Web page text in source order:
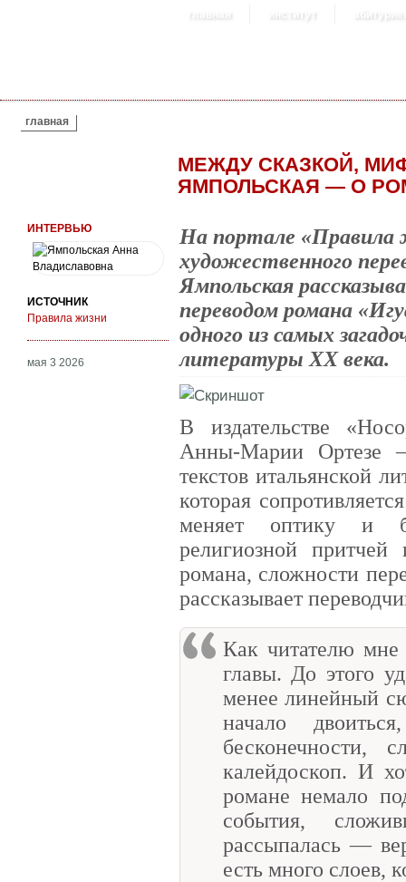
главная институт
ВЫ ЗДЕСЬ
главная
МЕЖДУ СКАЗКОЙ,
ЯМПОЛЬСКАЯ — О
ИНТЕРВЬЮ
ИСТОЧНИК
Правила жизни
мая 3 2026
На портале «Правила
художественного
Ямпольская
переводом романа
одного из самых
литературы XX века.
В издательстве
Анны-Марии Ортезе
текстов итальянской
которая
меняет оптику и
религиозной
романа, сложности
рассказывает
Как читателю мне
главы. До этого
менее линейный
начало
бесконечности,
калейдоскоп. И
романе немало
события,
рассыпалась —
есть много слоев,